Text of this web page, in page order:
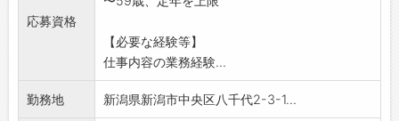
応募資格
【必要な経験等】
仕事内容の業務経験...
勤務地 新潟県新潟市中央区八千代2-3-1...